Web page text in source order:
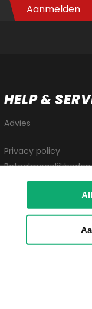
Aanmelden
HELP &
Advies
Privacy policy
Betaalmogelijkheden
Algemene
Cookies